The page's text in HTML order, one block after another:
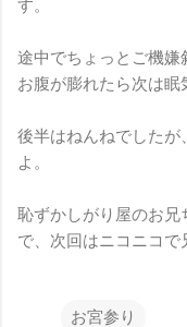
す。
途中でちょっとご機嫌
お腹が膨れたら次は眠
後半はねんねでしたが
よ。
恥ずかしがり屋のお
で、次回はニコニコで
お宮参り